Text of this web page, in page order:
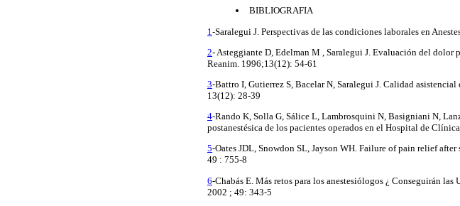
BIBLIOGRAFIA
1 -Saralegui J. Perspectivas de las condiciones laborales en
2- Asteggiante D, Edelman M , Saralegui J. Evaluación del dolor
Reanim. 1996;13(12): 54-61
3-Battro I, Gutierrez S, Bacelar N, Saralegui J. Calidad
13(12): 28-39
4-Rando K, Solla G, Sálice L, Lambrosquini N, Basigniani N,
postanestésica de los pacientes operados en el Hospital de
5-Oates JDL, Snowdon SL, Jayson WH. Failure of pain relief
49 : 755-8
6-Chabás E. Más retos para los anestesiólogos ¿ Conseguirán
2002 ; 49: 343-5